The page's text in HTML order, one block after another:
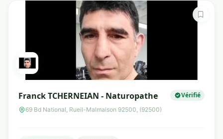
Franck TCHERNEIAN - Naturopathe Vérifié
69 Bd National, Rueil-Malmaison 92500, (92500)